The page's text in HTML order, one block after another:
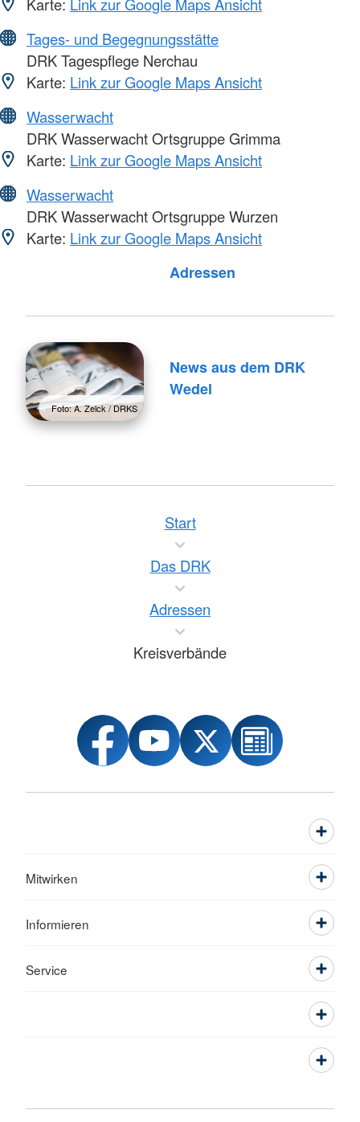
Tages- und Begegnungsstätte
DRK Tagespflege Nerchau
Karte: Link zur Google Maps Ansicht
Wasserwacht
DRK Wasserwacht Ortsgruppe Grimma
Karte: Link zur Google Maps Ansicht
Wasserwacht
DRK Wasserwacht Ortsgruppe Wurzen
Karte: Link zur Google Maps Ansicht
Adressen
Foto: A. Zelck / DRKS
News aus dem DRK
Wedel
Start
Das DRK
Adressen
Kreisverbände
Mitwirken
Informieren
Service